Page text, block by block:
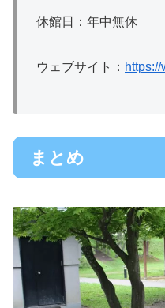
休館日：年中無休
ウェブサイト：
まとめ